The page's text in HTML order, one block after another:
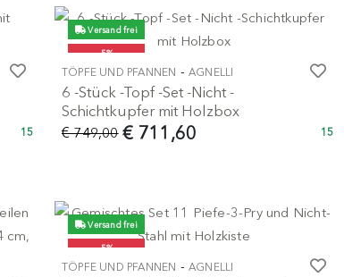
15
Versand frei
-5%
TÖPFE UND PFANNEN -AGNELLI
6 -Stück -Topf -Set -Nicht -
Schichtkupfer mit Holzbox
€ 711,60
€ 749,00 15
Versand frei
-5%
TÖPFE UND PFANNEN -AGNELLI